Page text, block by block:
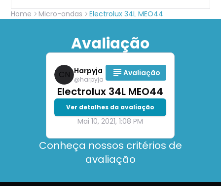
Home Micro-ondas Electrolux 34L MEO44
Avaliação
CN Harpyja
@harpyja
Avaliação
Electrolux 34L MEO44
Ver detalhes da avaliação
Mai 10, 2021, 1:08 PM
Conheça nossos critérios de
avaliação